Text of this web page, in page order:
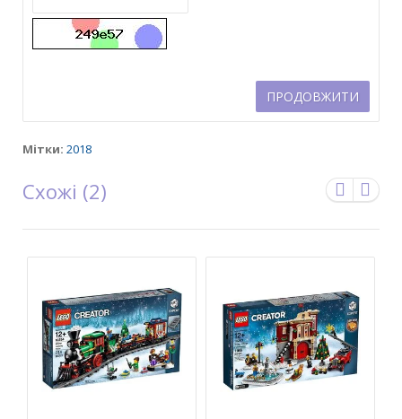
ПРОДОВЖИТИ
Мітки: 2018
Схожі (2)